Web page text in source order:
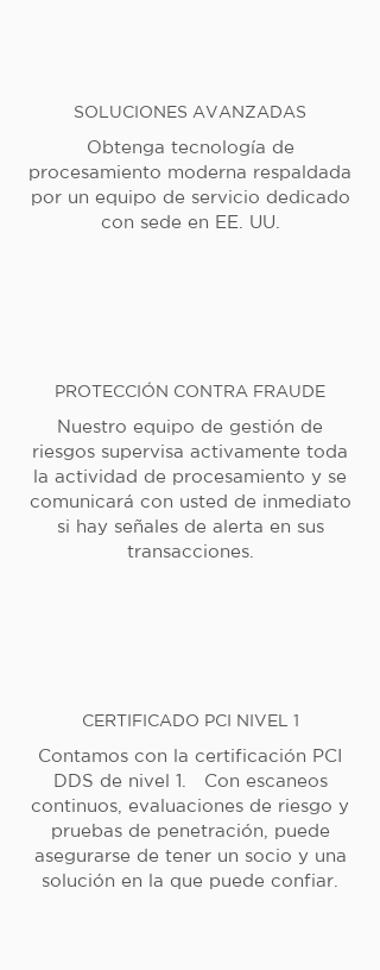
SOLUCIONES AVANZADAS
Obtenga tecnología de
procesamiento moderna respaldada
por un equipo de servicio dedicado
con sede en EE. UU.
PROTECCIÓN CONTRA FRAUDE
Nuestro equipo de gestión de
riesgos supervisa activamente toda
la actividad de procesamiento y se
comunicará con usted de inmediato
si hay señales de alerta en sus
transacciones.
CERTIFICADO PCI NIVEL 1
Contamos con la certificación PCI
DDS de nivel 1. Con escaneos
continuos, evaluaciones de riesgo y
pruebas de penetración, puede
asegurarse de tener un socio y una
solución en la que puede confiar.